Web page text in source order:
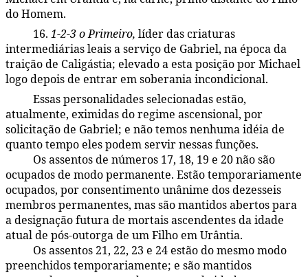
do Homem.
16. 1-2-3o Primeiro, líder das criaturas
intermediárias leais a serviço de Gabriel, na época da
traição de Caligástia; elevado a esta posição por Michael
logo depois de entrar em soberania incondicional.
Essas personalidades selecionadas estão,
atualmente, eximidas do regime ascensional, por
solicitação de Gabriel; e não temos nenhuma idéia de
quanto tempo eles podem servir nessas funções.
Os assentos de números 17, 18, 19 e 20 não são
ocupados de modo permanente. Estão temporariamente
ocupados, por consentimento unânime dos dezesseis
membros permanentes, mas são mantidos abertos para
a designação futura de mortais ascendentes da idade
atual de pós-outorga de um Filho em Urântia.
Os assentos 21, 22, 23 e 24 estão do mesmo modo
preenchidos temporariamente; e são mantidos